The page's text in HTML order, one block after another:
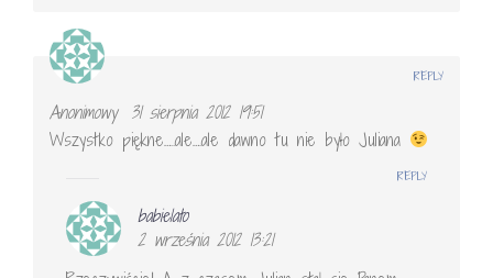
Anonimowy
31 sierpnia 2012 19:51
Wszystko piękne…..ale….ale dawno tu nie było Juliana
REPLY
babielato
2 września 2012 13:21
REPLY